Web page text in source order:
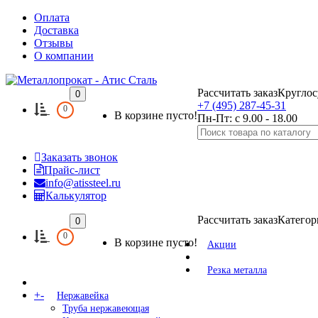
Оплата
Доставка
Отзывы
О компании
0
0
В корзине пусто!
Рассчитать заказ
+7 (495) 287-45-31
Пн-Пт: с 9.00 - 18.00
Заказать звонок
Прайс-лист
info@atissteel.ru
Калькулятор
0
0
В корзине пусто!
Рассчитать заказ
Акции
Резка металла
+-
Нержавейка
Труба нержавеющая